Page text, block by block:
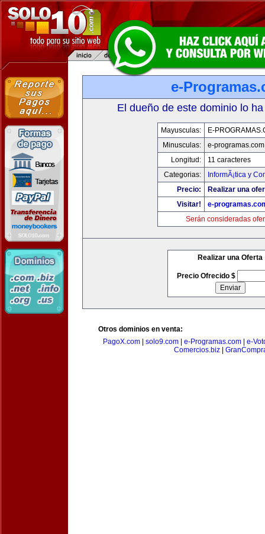
e-
El dueño de este dominio lo
Mayusculas:
E-
Minusculas:
e-programas.com
Longitud:
11 caracteres
Categorias:
InformÃ¡tica y
Precio:
Realizar una
Visitar!
e-
Serán consideradas
Realizar una Oferta
Precio Ofrecido $
Otros dominios en venta:
PagoX.com
solo9.com e-Programas.com
e-
Comercios.biz